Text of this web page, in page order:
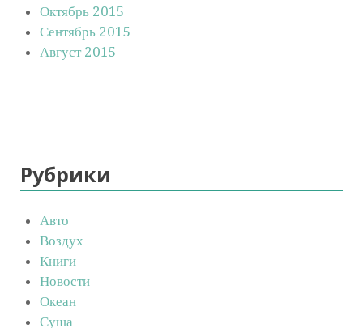
Октябрь 2015
Сентябрь 2015
Август 2015
Рубрики
Авто
Воздух
Книги
Новости
Океан
Суша